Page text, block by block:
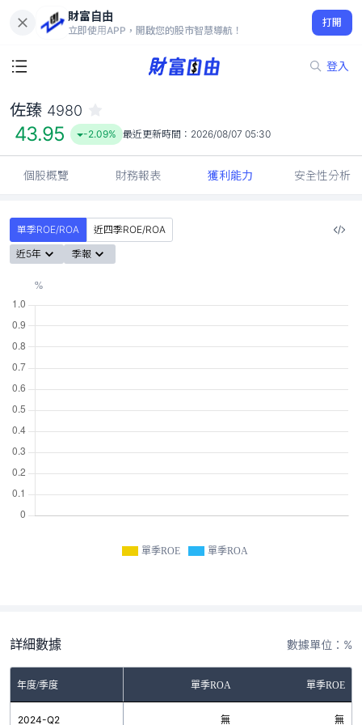
財富自由
立即使用APP，開啟您的股市智慧導航！
打開
登入
43.95
-2.09%
佐臻 4980
43.95 -2.09% 最近更新時間： 2026/08/07 05:30
個股概覽 財務報表 獲利能力 安全性分析
單季ROE/ROA
近四季ROE/ROA
近5年
季報
單季ROE 單季ROA
詳細數據 數據單位：%
年度/季度 單季ROA 單季ROE
2024-Q2 無 無